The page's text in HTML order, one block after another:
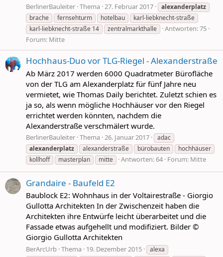
BerlinerBauleiter Thema 27. Februar 2017
alexanderplatz
brache
fernsehturm hotelbau
karl-liebknecht-straße
karl-liebknecht-straße 14
zentralmarkthalle
Antworten: 75
Forum: Mitte
Hochhaus-Duo vor TLG-Riegel - Alexanderstraße
Ab März 2017 werden 6000 Quadratmeter Bürofläche
von der TLG am Alexanderplatz für fünf Jahre neu
vermietet, wie Thomas Daily berichtet. Zuletzt schien es
ja so, als wenn mögliche Hochhäuser vor den Riegel
errichtet werden könnten, nachdem die
Alexanderstraße verschmälert wurde.
BerlinerBauleiter Thema 26. Januar 2017
adac
alexanderplatz
alexanderstraße bürobauten
hochhäuser
kollhoff
masterplan mitte Antworten: 64 Forum: Mitte
Grandaire - Baufeld E2
Baublock E2: Wohnhaus in der Voltairestraße - Giorgio
Gullotta Architekten In der Zwischenzeit haben die
Architekten ihre Entwürfe leicht überarbeitet und die
Fassade etwas aufgehellt und modifiziert. Bilder ©
Giorgio Gullotta Architekten
BerArcUrb Thema 19. Dezember 2015
alexa